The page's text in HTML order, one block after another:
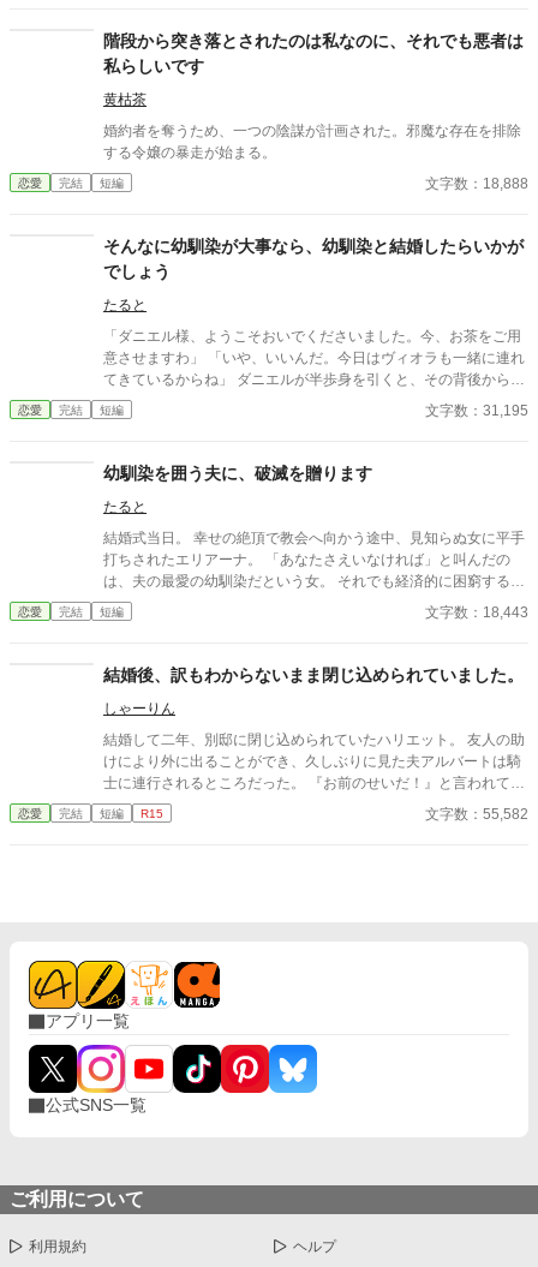
るために仕掛けた。 実は、ルカリオは王家の血筋ではなくユリア
ナの公爵家に正統性があるからである。 ユリアナとの結婚を理解
していないルカリオを見限り、愛する人との結婚を企んだお話で
す。
階段から突き落とされたのは私なのに、それでも悪者は
私らしいです
黄枯茶
婚約者を奪うため、一つの陰謀が計画された。邪魔な存在を排除
する令嬢の暴走が始まる。
恋愛 完結 短編 文字数：18,888
そんなに幼馴染が大事なら、幼馴染と結婚したらいかが
でしょう
たると
「ダニエル様、ようこそおいでくださいました。今、お茶をご用
意させますわ」 「いや、いいんだ。今日はヴィオラも一緒に連れ
てきているからね」 ダニエルが半歩身を引くと、その背後から、
同じく十四歳の少女がひょっこりと顔を出した。 亜麻色の髪を可
憐に揺らし、大きな瞳を輝かせたヴィオラ・レクスン。 ダニエル
れない幼馴染だ。 「ロクサーヌ様、ごきげんよう！ お邪魔しちゃ
ってごめんなさい。でも、ダニエルお兄様が『ロクサーヌの顔を
見に行く』っておっしゃるから、私、どうしても付いていきたく
て！」 ヴィオラは人懐っこい笑みを浮かべ、許可も得ずに東屋へ
足を踏み入れると、ロクサーヌの隣の席に滑り込んだ。 その遠慮
のなさに、ロクサーヌの頬は引き攣る。 さて、私はいつまで我慢
恋愛 完結 短編 文字数：31,195
幼馴染を囲う夫に、破滅を贈ります
たると
結婚式当日。 幸せの絶頂で教会へ向かう途中、見知らぬ女に平手
打ちされたエリアーナ。 「あなたさえいなければ」と叫んだの
は、夫の最愛の幼馴染だという女。 それでも経済的に困窮する実
家を救うため、エリアーナは泣き寝入りするしかなかった。
恋愛 完結 短編 文字数：18,443
結婚後、訳もわからないまま閉じ込められていました。
しゃーりん
結婚して二年、別邸に閉じ込められていたハリエット。 友人の助
けにより外に出ることができ、久しぶりに見た夫アルバートは騎
士に連行されるところだった。 『お前のせいだ！』と言われても
訳がわからなかった。 取り調べにより判明したのは、ハリエット
には恋人がいるのだとアルバートが信じていたこと。 彼にその嘘
恋愛 完結 短編 R15 文字数：55,582
アプリ一覧
公式SNS一覧
ご利用について
利用規約 ヘルプ